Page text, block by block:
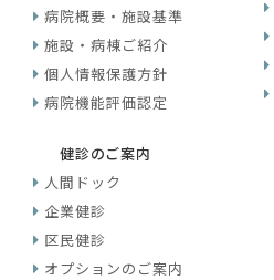
病院概要・施設基準
施設・病棟ご紹介
個人情報保護方針
病院機能評価認定
健診のご案内
人間ドック
企業健診
区民健診
オプションのご案内